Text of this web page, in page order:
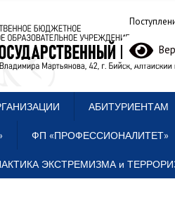
АБИТУРИЕНТАМ
ФП «ПРОФЕССИОНАЛИТЕТ»
ЭКСТРЕМИЗМА и